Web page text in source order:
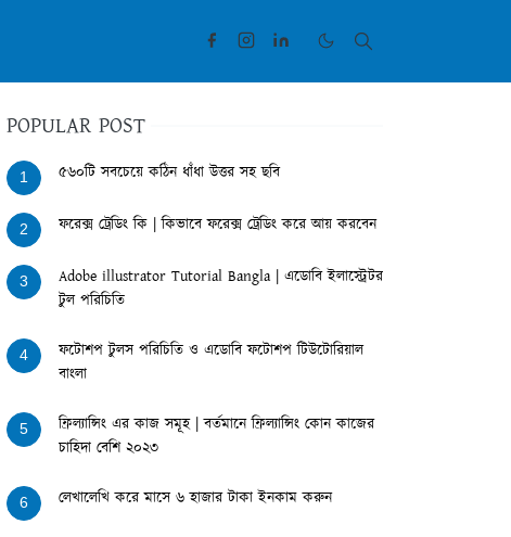
POPULAR POST
1 ৫৬০টি সবচেয়ে কঠিন ধাঁধা উত্তর সহ ছবি
2 ফরেক্স ট্রেডিং কি | কিভাবে ফরেক্স ট্রেডিং করে আয় করবেন
3
Adobe illustrator Tutorial Bangla | এডোবি ইলাস্ট্রেটর
টুল পরিচিতি
4
ফটোশপ টুলস পরিচিতি ও এডোবি ফটোশপ টিউটোরিয়াল
বাংলা
5
ফ্রিল্যান্সিং এর কাজ সমূহ | বর্তমানে ফ্রিল্যান্সিং কোন কাজের
চাহিদা বেশি ২০২৩
6 লেখালেখি করে মাসে ৬ হাজার টাকা ইনকাম করুন